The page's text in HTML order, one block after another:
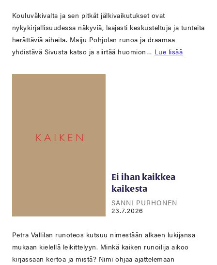
Kouluväkivalta ja sen pitkät jälkivaikutukset ovat
nykykirjallisuudessa näkyviä, laajasti keskusteltuja ja tunteita
herättäviä aiheita. Maiju Pohjolan runoa ja draamaa
yhdistävä Sivusta katso ja siirtää huomion… Lue lisää
Ei ihan kaikkea
kaikesta
SANNI PURHONEN
23.7.2026
Petra Vallilan runoteos kutsuu nimestään alkaen lukijansa
mukaan kielellä leikittelyyn. Minkä kaiken runoilija aikoo
kirjassaan kertoa ja mistä? Nimi ohjaa ajattelemaan